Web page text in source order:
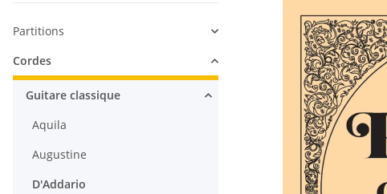
Partitions
Cordes
Guitare classique
Aquila
Augustine
D'Addario